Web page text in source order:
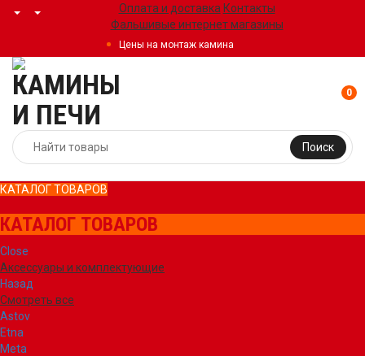
Оплата и доставка Контакты
Фальшивые интернет магазины
Цены на монтаж камина
Поиск
0
КАТАЛОГ ТОВАРОВ
КАТАЛОГ ТОВАРОВ
Close
Аксессуары и комплектующие
Назад
Смотреть все
Astov
Etna
Meta